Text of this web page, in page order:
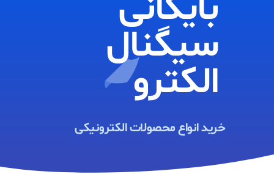
سیگنال
الکترو​
خرید انواع محصولات الکترونیکی ​